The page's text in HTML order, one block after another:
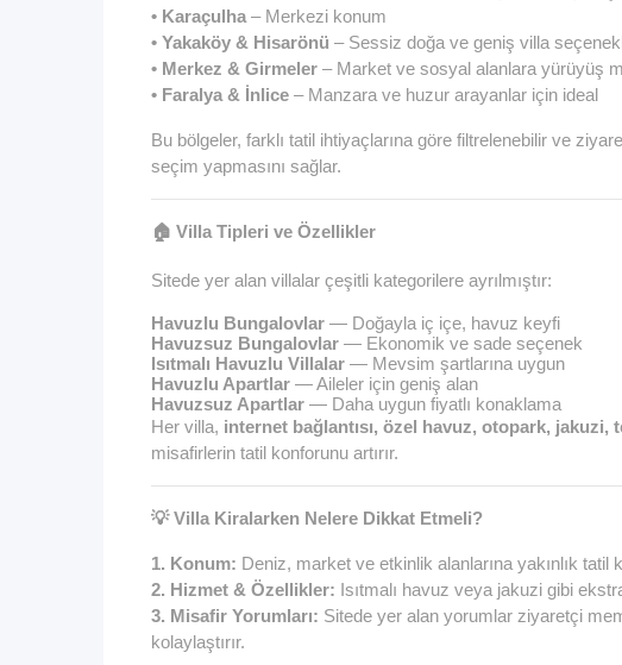
• Karaçulha – Merkezi konum
• Yakaköy & Hisarönü – Sessiz doğa ve geniş villa
• Merkez & Girmeler – Market ve sosyal alanlara yürüyüş
• Faralya & İnlice – Manzara ve huzur arayanlar için ideal
Bu bölgeler, farklı tatil ihtiyaçlarına göre filtrelenebilir ve
seçim yapmasını sağlar.
🏠 Villa Tipleri ve Özellikler
Sitede yer alan villalar çeşitli kategorilere ayrılmıştır:
Havuzlu Bungalovlar — Doğayla iç içe, havuz keyfi
Havuzsuz Bungalovlar — Ekonomik ve sade seçenek
Isıtmalı Havuzlu Villalar — Mevsim şartlarına uygun
Havuzlu Apartlar — Aileler için geniş alan
Havuzsuz Apartlar — Daha uygun fiyatlı konaklama
Her villa, internet bağlantısı, özel havuz, otopark, jakuzi,
misafirlerin tatil konforunu artırır.
💡Villa Kiralarken Nelere Dikkat Etmeli?
1. Konum: Deniz, market ve etkinlik alanlarına yakınlık tatil
2. Hizmet & Özellikler: Isıtmalı havuz veya jakuzi gibi
3. Misafir Yorumları: Sitede yer alan yorumlar ziyaretçi
kolaylaştırır.